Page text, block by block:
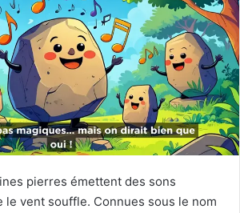
pierres émettent des sons
le vent souffle. Connues sous le nom